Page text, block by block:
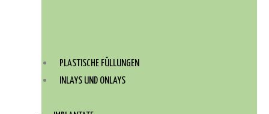
PLASTISCHE FÜLLUNGEN
INLAYS UND ONLAYS